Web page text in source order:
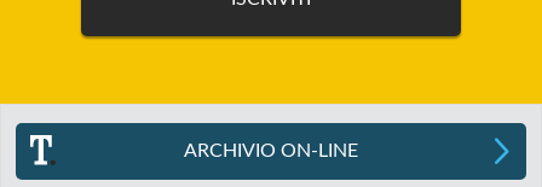
ARCHIVIO ON-LINE